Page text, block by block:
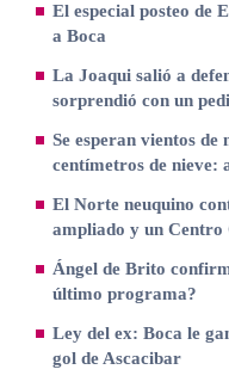
El especial posteo de
a Boca
La Joaqui salió a
sorprendió con un
Se esperan vientos de
centímetros de nieve:
El Norte neuquino
ampliado y un Centro
Ángel de Brito
último programa?
Ley del ex: Boca le
gol de Ascacibar